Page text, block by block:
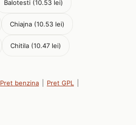
Balotesti (10.53 lei)
Chiajna (10.53 lei)
Chitila (10.47 lei)
Pret benzina Pret GPL